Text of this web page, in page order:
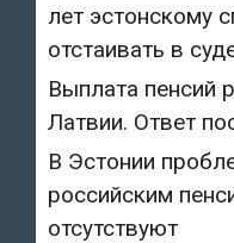
лет эстонскому
отстаивать в
Выплата пенсий
Латвии. Ответ
В Эстонии
российским
отсутствуют